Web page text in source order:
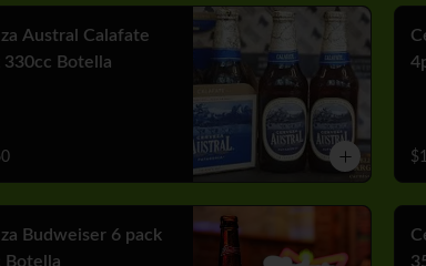
Austral Calafate
330cc Botella
Budweiser 6 pack
Botella